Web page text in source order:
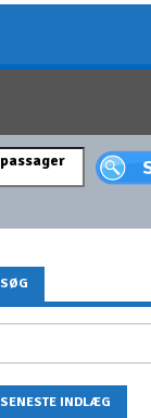
SØG
SENESTE INDLÆG